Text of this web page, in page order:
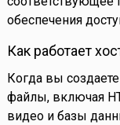
обеспечения
Как работает
Когда вы
файлы, включая
видео и базы